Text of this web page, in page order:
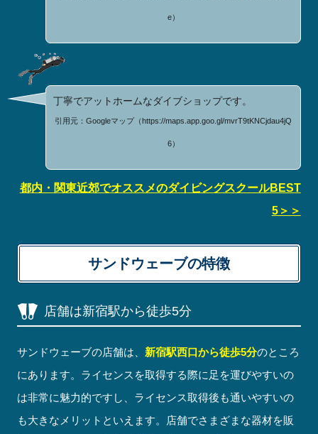
e）
丁寧でアットホームなダイブショップです。
引用元：Googleマップ（https://maps.app.goo.gl/mvrT9tKNCjdau4jQ
6）
都内・関東近郊でオススメのダイビングスクールBEST
5＞＞
サンドウェーブの特徴
店舗は新宿駅から徒歩5分
サンドウェーブの店舗は、 新宿駅西口から徒歩5分のところ
にあります。ライセンスを取得する際に足を運びやすいの
は非常に魅力的ですし、ライセンス取得後も通いやすいの
も大きなメリットといえます。店舗でさまざまな器材を販